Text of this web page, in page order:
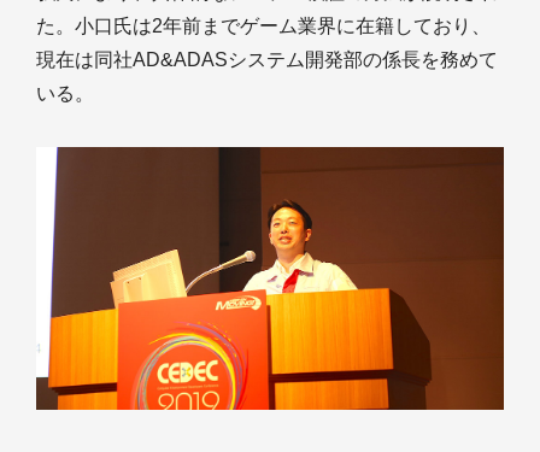
た。小口氏は2年前までゲーム業界に在籍しており、
現在は同社AD&ADASシステム開発部の係長を務めて
いる。